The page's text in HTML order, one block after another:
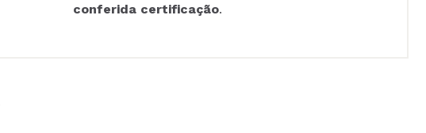
conferida certificação.